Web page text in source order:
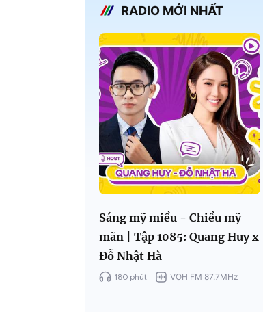
RADIO MỚI NHẤT
Sáng mỹ miều - Chiều mỹ
mãn | Tập 1085: Quang Huy x
Đỗ Nhật Hà
180 phút VOH FM 87.7MHz